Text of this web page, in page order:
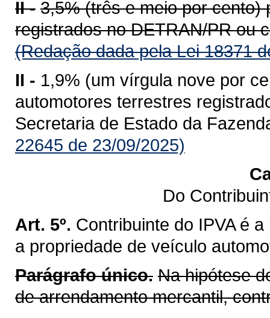
II - 3,5% (três e meio por
registrados no DETRAN/PR ou
(Redação dada pela Lei 18371
II - 1,9% (um vírgula nove por
automotores terrestres
Secretaria de Estado da
22645 de 23/09/2025)
Do
Art. 5º. Contribuinte do IPVA é
a propriedade de veículo
Parágrafo único. Na hipótese
de arrendamento mercantil,